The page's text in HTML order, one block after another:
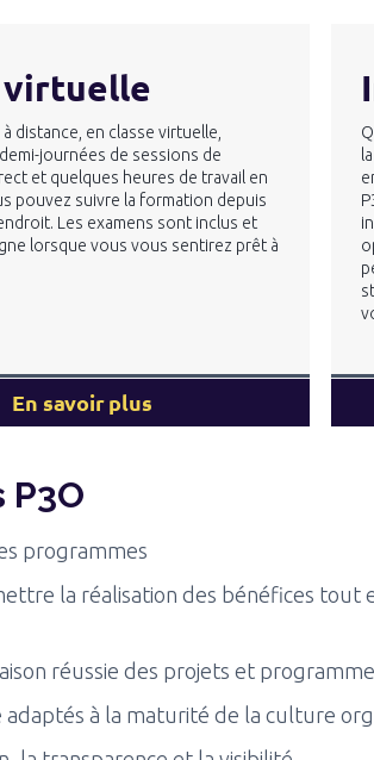
virtuelle
distance, en classe virtuelle,
journées de sessions de
et quelques heures de travail en
pouvez suivre la formation depuis
Les examens sont inclus et
lorsque vous vous sentirez prêt à
En savoir plus
programmes
la réalisation des bénéfices tout
réussie des projets et programme
à la maturité de la culture